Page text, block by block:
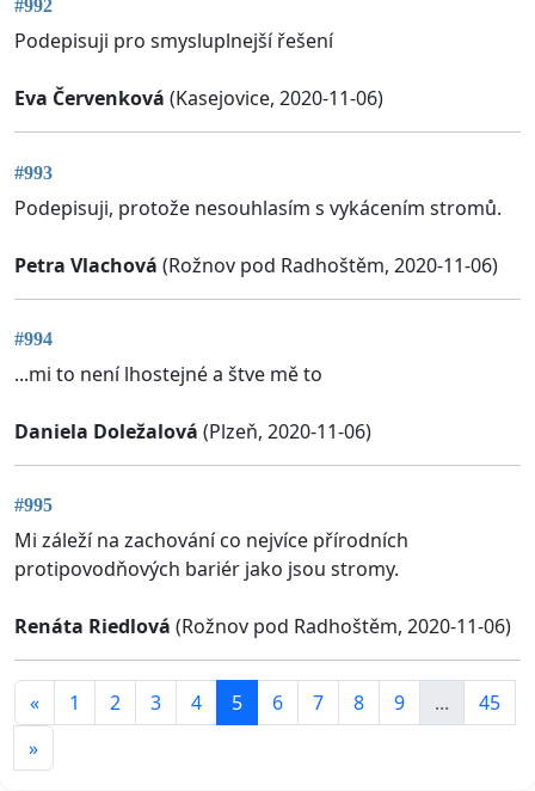
#992
Podepisuji pro smysluplnejší řešení
Eva Červenková (Kasejovice, 2020-11-06)
#993
Podepisuji, protože nesouhlasím s vykácením stromů.
Petra Vlachová (Rožnov pod Radhoštěm, 2020-11-06)
#994
...mi to není lhostejné a štve mě to
Daniela Doležalová (Plzeň, 2020-11-06)
#995
Mi záleží na zachování co nejvíce přírodních
protipovodňových bariér jako jsou stromy.
Renáta Riedlová (Rožnov pod Radhoštěm, 2020-11-06)
« 1 2 3 4 5 6 7 8 9 ...
45
»